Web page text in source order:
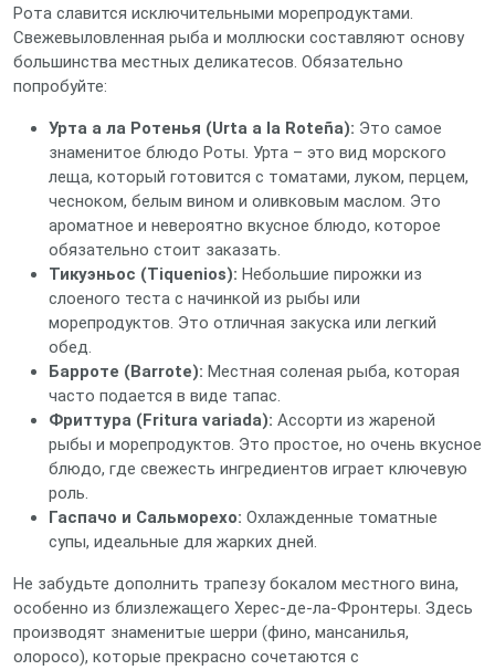
Рота славится исключительными морепродуктами.
Свежевыловленная рыба и моллюски составляют основу
большинства местных деликатесов. Обязательно
попробуйте:
Урта а ла Ротенья (Urta a la Roteña): Это самое
знаменитое блюдо Роты. Урта – это вид морского
леща, который готовится с томатами, луком, перцем,
чесноком, белым вином и оливковым маслом. Это
ароматное и невероятно вкусное блюдо, которое
обязательно стоит заказать.
Тикуэньос (Tiquenios): Небольшие пирожки из
слоеного теста с начинкой из рыбы или
морепродуктов. Это отличная закуска или легкий
обед.
Барроте (Barrote): Местная соленая рыба, которая
часто подается в виде тапас.
Фриттура (Fritura variada): Ассорти из жареной
рыбы и морепродуктов. Это простое, но очень вкусное
блюдо, где свежесть ингредиентов играет ключевую
роль.
Гаспачо и Сальморехо: Охлажденные томатные
супы, идеальные для жарких дней.
Не забудьте дополнить трапезу бокалом местного вина,
особенно из близлежащего Херес-де-ла-Фронтеры. Здесь
производят знаменитые шерри (фино, мансанилья,
олоросо), которые прекрасно сочетаются с